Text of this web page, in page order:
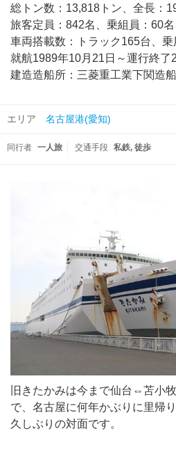
総トン数：13,818トン、全長：
旅客定員：842名、乗組員：60名
車両搭載数：トラック165台、乗
就航1989年10月21日～運行終了
建造造船所：三菱重工業下関造
エリア 名古屋港(愛知)
同行者 一人旅 交通手段 私鉄 徒歩
旧きたかみは今まで仙台⇔苫小
で、名古屋に何年かぶりに里帰
久しぶりの対面です。